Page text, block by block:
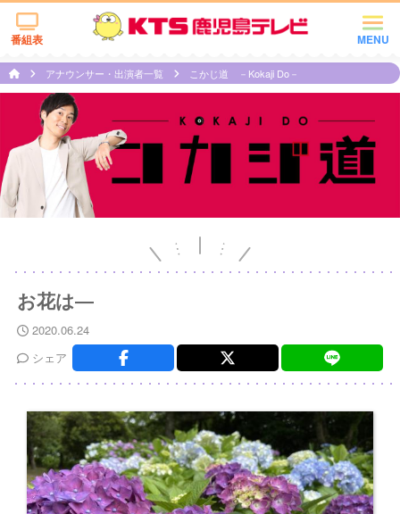
MENU
番組表
アナウンサー・出演者一覧 こかじ道 －Kokaji Do－
お花は―
2020.06.24
シェア